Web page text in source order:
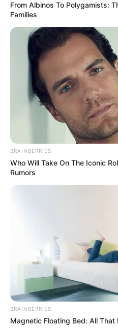
Περισσότερα νέα
Τραγωδία στη Χαλκίδα:
νεκρό
Πότε θα έρθει το ρεύμα
Άντρας άφησε την
παραλία κοντά στη
Ακολουθήστε το
News
From Albinos To Polygamists:
Families
BRAINBERRIES
Who Will Take On The Iconic
Rumors
BRAINBERRIES
Magnetic Floating Bed: All That